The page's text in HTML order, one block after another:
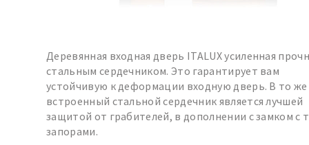
Деревянная входная дверь ITALUX усиленная
стальным сердечником. Это гарантирует вам
устойчивую к деформации входную дверь. В то
встроенный стальной сердечник является лучшей
защитой от грабителей, в дополнении с замком с
запорами.